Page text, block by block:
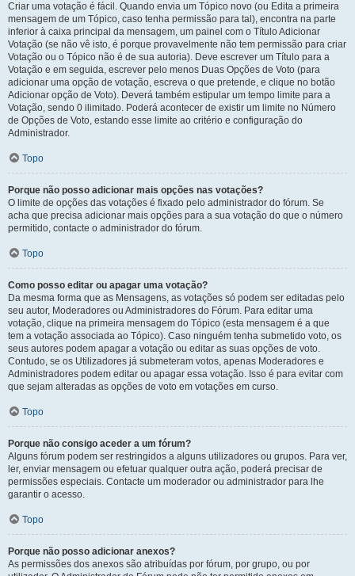
Criar uma votação é fácil. Quando envia um Tópico novo (ou Edita a primeira
mensagem de um Tópico, caso tenha permissão para tal), encontra na parte
inferior à caixa principal da mensagem, um painel com o Título Adicionar
Votação (se não vê isto, é porque provavelmente não tem permissão para criar
Votação ou o Tópico não é de sua autoria). Deve escrever um Título para a
Votação e em seguida, escrever pelo menos Duas Opções de Voto (para
adicionar uma opção de votação, escreva o que pretende, e clique no botão
Adicionar opção de Voto). Deverá também estipular um tempo limite para a
Votação, sendo 0 ilimitado. Poderá acontecer de existir um limite no Número
de Opções de Voto, estando esse limite ao critério e configuração do
Administrador.
Topo
Porque não posso adicionar mais opções nas votações?
O limite de opções das votações é fixado pelo administrador do fórum. Se
acha que precisa adicionar mais opções para a sua votação do que o número
permitido, contacte o administrador do fórum.
Topo
Como posso editar ou apagar uma votação?
Da mesma forma que as Mensagens, as votações só podem ser editadas pelo
seu autor, Moderadores ou Administradores do Fórum. Para editar uma
votação, clique na primeira mensagem do Tópico (esta mensagem é a que
tem a votação associada ao Tópico). Caso ninguém tenha submetido voto, os
seus autores podem apagar a votação ou editar as suas opções de voto.
Contudo, se os Utilizadores já submeteram votos, apenas Moderadores e
Administradores podem editar ou apagar essa votação. Isso é para evitar com
que sejam alteradas as opções de voto em votações em curso.
Topo
Porque não consigo aceder a um fórum?
Alguns fórum podem ser restringidos a alguns utilizadores ou grupos. Para ver,
ler, enviar mensagem ou efetuar qualquer outra ação, poderá precisar de
permissões especiais. Contacte um moderador ou administrador para lhe
garantir o acesso.
Topo
Porque não posso adicionar anexos?
As permissões dos anexos são atribuídas por fórum, por grupo, ou por